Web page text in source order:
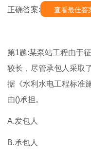
正确答案: 查看最佳答
第1题:某泵站工程由于
较长，尽管承包人采取
据《水利水电工程标准
由()承担。
A.发包人
B.承包人